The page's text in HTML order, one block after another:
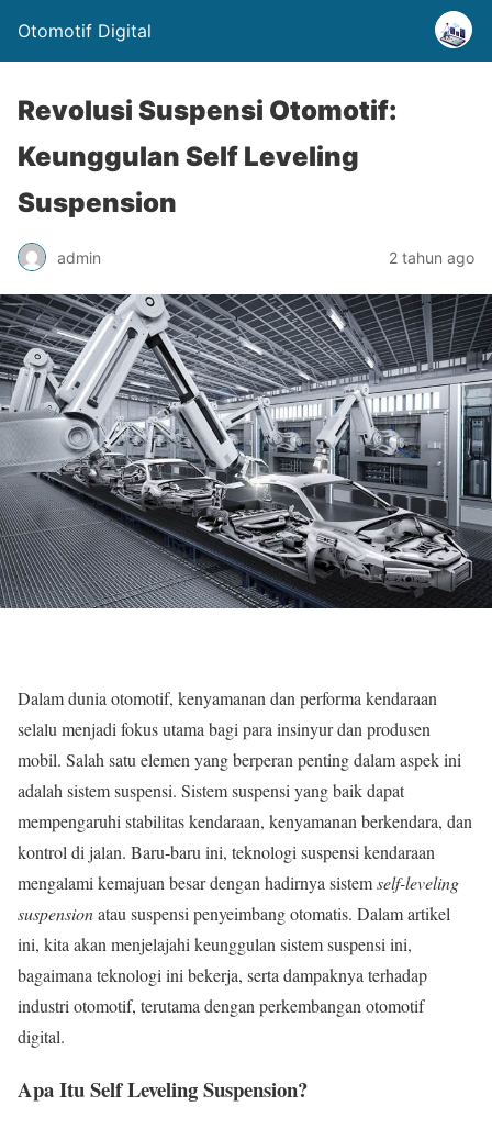
Otomotif Digital
Revolusi Suspensi Otomotif:
Keunggulan Self Leveling
Suspension
admin 2 tahun ago
Dalam dunia otomotif, kenyamanan dan performa kendaraan
selalu menjadi fokus utama bagi para insinyur dan produsen
mobil. Salah satu elemen yang berperan penting dalam aspek ini
adalah sistem suspensi. Sistem suspensi yang baik dapat
mempengaruhi stabilitas kendaraan, kenyamanan berkendara, dan
kontrol di jalan. Baru-baru ini, teknologi suspensi kendaraan
mengalami kemajuan besar dengan hadirnya sistemself-leveling
suspensionatau suspensi penyeimbang otomatis. Dalam artikel
ini, kita akan menjelajahi keunggulan sistem suspensi ini,
bagaimana teknologi ini bekerja, serta dampaknya terhadap
industri otomotif, terutama dengan perkembangan otomotif
digital.
Apa Itu Self Leveling Suspension?